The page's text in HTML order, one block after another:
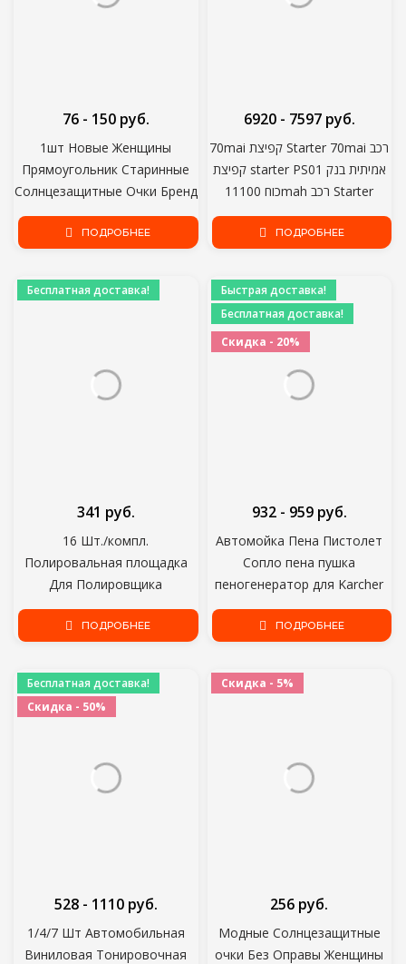
1шт Новые Женщины
Прямоугольник Старинные
Солнцезащитные Очки Бренд
Дизайнер Ретро Очки
Солнцезащитные Очки
Глаз Водитель Очки
76 - 150 руб.
ПОДРОБНЕЕ
70mai קפיצת Starter 70mai רכב
קפיצת starter PS01 אמיתית בנק
כוח 11100mah רכב Starter
אוטומטי באסטר רכב חירום בוסטרים
סוללה
6920 - 7597 руб.
ПОДРОБНЕЕ
Бесплатная доставка!
16 Шт./компл.
Полировальная площадка
Для Полировщика
Автомобиля 2 Дюйма 50 мм
Полировальный Круг
Набор Инструментов Для
Полировщика Автомобиля
Воск Pulidora Auto
341 руб.
ПОДРОБНЕЕ
Быстрая доставка!
Бесплатная доставка!
Скидка - 20%
Автомойка Пена Пистолет
Сопло пена пушка
пеногенератор для Karcher
Kranzle Interskol Elitech Huter
Gerni Stihl Мойка Высокого
932 - 959 руб.
ПОДРОБНЕЕ
Бесплатная доставка!
Скидка - 50%
1/4/7 Шт Автомобильная
Виниловая Тонировочная
528 - 1110 руб.
Скидка - 5%
Модные Солнцезащитные
очки Без Оправы Женщины
256 руб.